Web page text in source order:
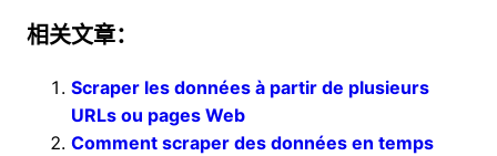
相关文章：
Scraper les données à partir de plusieurs
URLs ou pages Web
Comment scraper des données en temps